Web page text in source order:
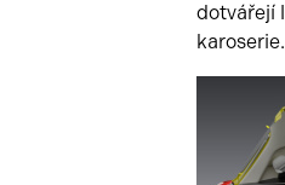
dotvářejí